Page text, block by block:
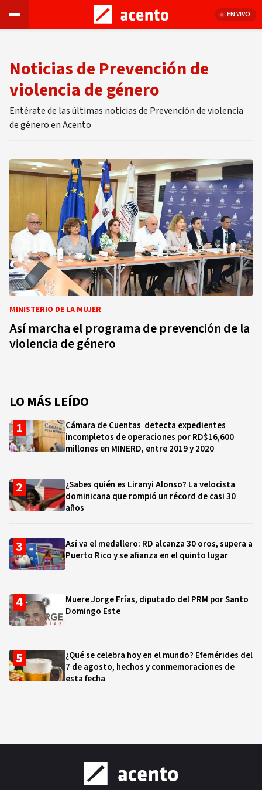
EN VIVO
Noticias de Prevención de
violencia de género
Entérate de las últimas noticias de Prevención de violencia
de género en Acento
MINISTERIO DE LA MUJER
Así marcha el programa de prevención de la
violencia de género
LO MÁS LEÍDO
Cámara de Cuentas detecta expedientes
incompletos de operaciones por RD$16,600
millones en MINERD, entre 2019 y 2020
¿Sabes quién es Liranyi Alonso? La velocista
dominicana que rompió un récord de casi 30
años
Así va el medallero: RD alcanza 30 oros, supera a
Puerto Rico y se afianza en el quinto lugar
Muere Jorge Frías, diputado del PRM por Santo
Domingo Este
¿Qué se celebra hoy en el mundo? Efemérides del
7 de agosto, hechos y conmemoraciones de
esta fecha